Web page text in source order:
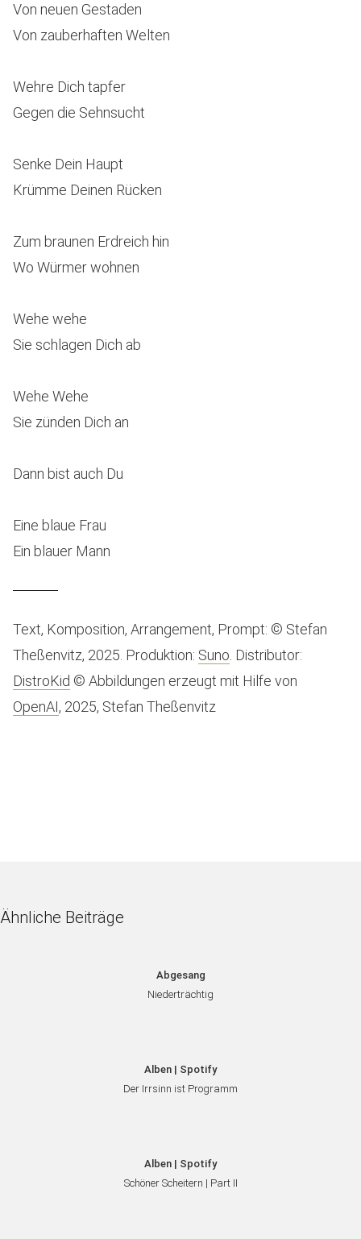
Von neuen Gestaden
Von zauberhaften Welten
Wehre Dich tapfer
Gegen die Sehnsucht
Senke Dein Haupt
Krümme Deinen Rücken
Zum braunen Erdreich hin
Wo Würmer wohnen
Wehe wehe
Sie schlagen Dich ab
Wehe Wehe
Sie zünden Dich an
Dann bist auch Du
Eine blaue Frau
Ein blauer Mann
Text, Komposition, Arrangement, Prompt: © Stefan
Theßenvitz, 2025. Produktion: Suno . Distributor:
DistroKid © Abbildungen erzeugt mit Hilfe von
OpenAI, 2025, Stefan Theßenvitz
Ähnliche Beiträge
Abgesang
Niederträchtig
Alben | Spotify
Der Irrsinn ist Programm
Alben | Spotify
Schöner Scheitern | Part II